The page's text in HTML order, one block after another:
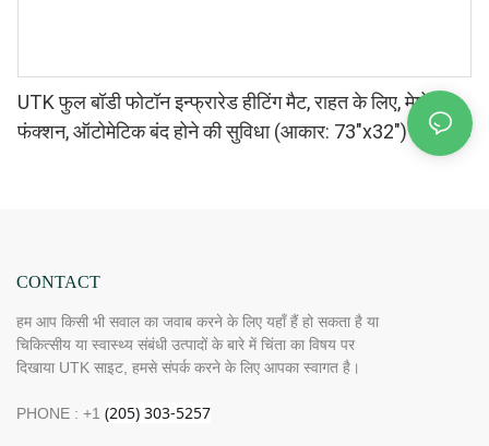
UTK फुल बॉडी फोटॉन इन्फ्रारेड हीटिंग मैट, राहत के लिए, मेमोरी
फंक्शन, ऑटोमेटिक बंद होने की सुविधा (आकार: 73″x32″) H12G3
CONTACT
हम आप किसी भी सवाल का जवाब करने के लिए यहाँ हैं हो सकता है या
चिकित्सीय या स्वास्थ्य संबंधी उत्पादों के बारे में चिंता का विषय पर
दिखाया UTK साइट, हमसे संपर्क करने के लिए आपका स्वागत है।
PHONE : +1